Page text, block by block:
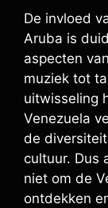
De invloed
Aruba is
aspecten
muziek tot
uitwisseling
Venezuela
de
cultuur. Dus
niet om de
ontdekken